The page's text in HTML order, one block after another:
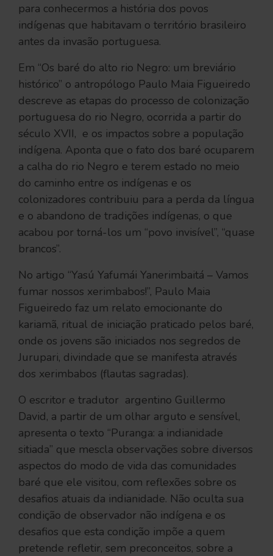
para conhecermos a história dos povos
indígenas que habitavam o território brasileiro
antes da invasão portuguesa.
Em “Os baré do alto rio Negro: um breviário
histórico” o antropólogo Paulo Maia Figueiredo
descreve as etapas do processo de colonização
portuguesa do rio Negro, ocorrida a partir do
século XVII, e os impactos sobre a população
indígena. Aponta que o fato dos baré ocuparem
a calha do rio Negro e terem estado no meio
do caminho entre os indígenas e os
colonizadores contribuiu para a perda da língua
e o abandono de tradições indígenas, o que
acabou por torná-los um “povo invisível”, “quase
brancos”.
No artigo “Yasú Yafumái Yanerimbaitá – Vamos
fumar nossos xerimbabos!”, Paulo Maia
Figueiredo faz um relato emocionante do
kariamã, ritual de iniciação praticado pelos baré,
onde os jovens são iniciados nos segredos de
Jurupari, divindade que se manifesta através
dos xerimbabos (flautas sagradas).
O escritor e tradutor argentino Guillermo
David, a partir de um olhar arguto e sensível,
apresenta o texto “Puranga: a indianidade
sitiada” que mescla observações sobre diversos
aspectos do modo de vida das comunidades
baré que ele visitou, com reflexões sobre os
desafios atuais da indianidade. Não oculta sua
condição de observador não indígena e os
desafios que esta condição impõe a quem
pretende refletir, sem preconceitos, sobre a